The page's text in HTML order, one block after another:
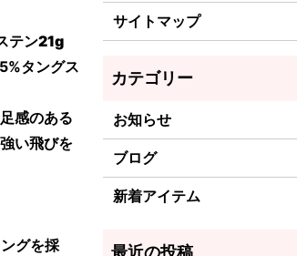
テン21g
タングス
感のある
い飛びを
グを採
サイトマップ
お知らせ
ブログ
新着アイテム